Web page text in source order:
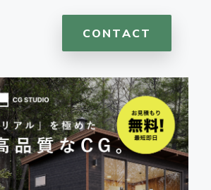
CONTACT